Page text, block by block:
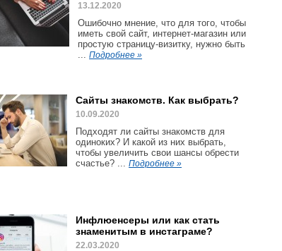
13.12.2020
Ошибочно мнение, что для того, чтобы
иметь свой сайт, интернет-магазин или
простую страницу-визитку, нужно быть
... Подробнее »
Сайты знакомств. Как выбрать?
10.09.2020
Подходят ли сайты знакомств для
одиноких? И какой из них выбрать,
чтобы увеличить свои шансы обрести
счастье? ... Подробнее »
Инфлюенсеры или как стать
знаменитым в инстаграме?
22.03.2020